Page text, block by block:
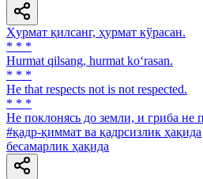
Ҳурмат қилсанг, ҳурмат кўрасан.
* * *
Hurmat qilsang, hurmat ko‘rasan.
* * *
He that respects not is not respected.
* * *
He поклонясь до земли, и гриба не
#қадр-қиммат ва қадрсизлик ҳақида
бесамарлик ҳақида